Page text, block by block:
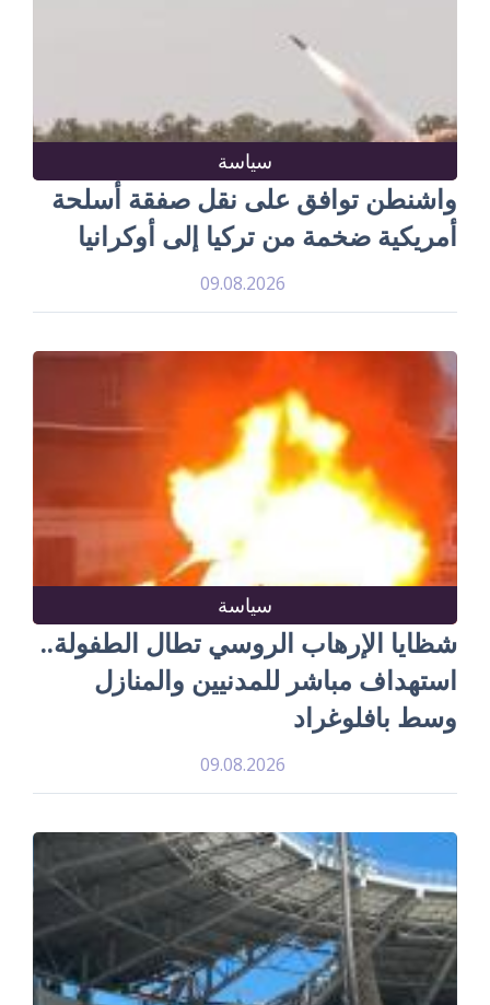
سياسة
واشنطن توافق على نقل صفقة أسلحة
أمريكية ضخمة من تركيا إلى أوكرانيا
09.08.2026
سياسة
شظايا الإرهاب الروسي تطال الطفولة..
استهداف مباشر للمدنيين والمنازل
وسط بافلوغراد
09.08.2026